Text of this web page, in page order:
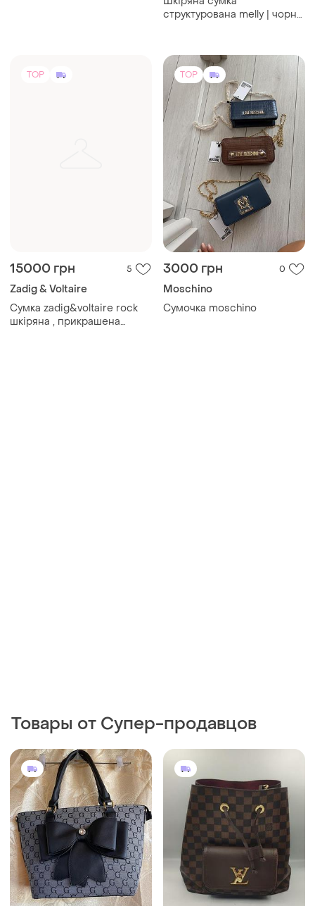
структурована melly | чорна
TOP
15000 грн 5
Zadig & Voltaire
Сумка zadig&voltaire rock
шкіряна , прикрашена
TOP
3000 грн 0
Moschino
Сумочка moschino
Товары от Супер-продавцов